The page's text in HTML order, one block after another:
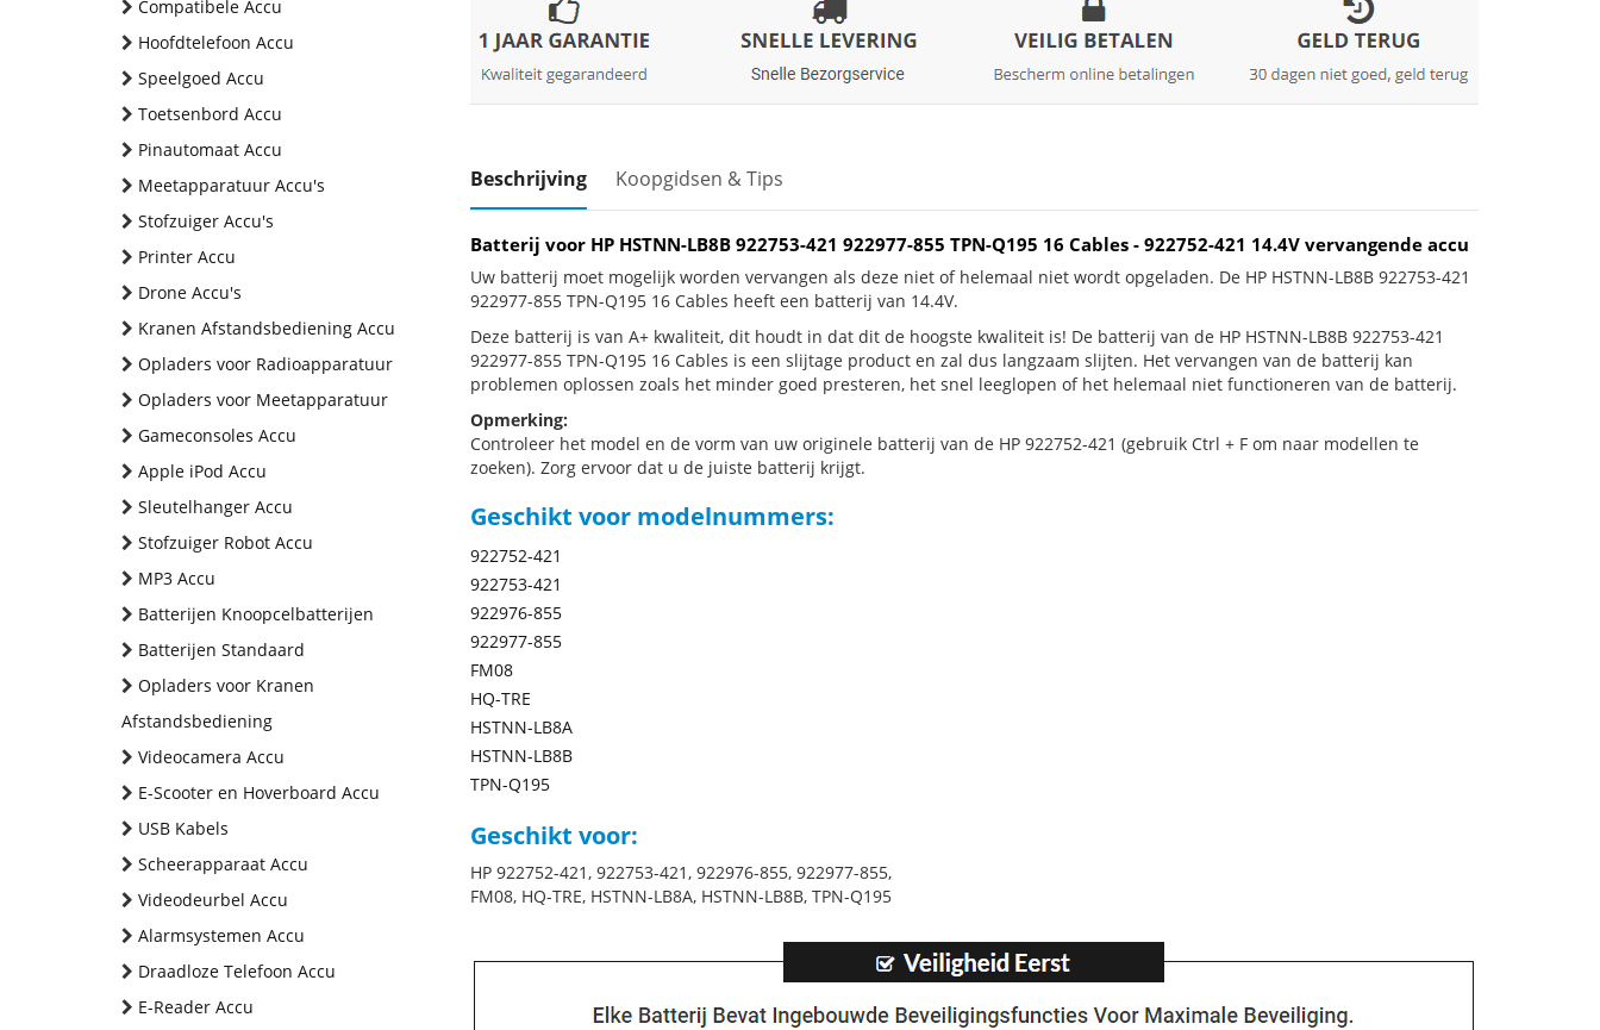
Compatibele Accu
Hoofdtelefoon Accu
Speelgoed Accu
Toetsenbord Accu
Pinautomaat Accu
Meetapparatuur Accu's
Stofzuiger Accu's
Printer Accu
Drone Accu's
Kranen Afstandsbediening Accu
Opladers voor Radioapparatuur
Opladers voor Meetapparatuur
Gameconsoles Accu
Apple iPod Accu
Sleutelhanger Accu
Stofzuiger Robot Accu
MP3 Accu
Batterijen Knoopcelbatterijen
Batterijen Standaard
Opladers voor Kranen
Afstandsbediening
Videocamera Accu
E-Scooter en Hoverboard Accu
USB Kabels
Scheerapparaat Accu
Videodeurbel Accu
Alarmsystemen Accu
Draadloze Telefoon Accu
E-Reader Accu
Beschrijving Koopgidsen & Tips
Batterij voor HP HSTNN-LB8B 922753-421 922977-855 TPN-Q195 16 Cables - 922752-421 14.4V vervangende accu
Uw batterij moet mogelijk worden vervangen als deze niet of helemaal niet wordt opgeladen. De HP HSTNN-LB8B 922753-421
922977-855 TPN-Q195 16 Cables heeft een batterij van 14.4V.
Deze batterij is van A+ kwaliteit, dit houdt in dat dit de hoogste kwaliteit is! De batterij van de HP HSTNN-LB8B 922753-421
922977-855 TPN-Q195 16 Cables is een slijtage product en zal dus langzaam slijten. Het vervangen van de batterij kan
problemen oplossen zoals het minder goed presteren, het snel leeglopen of het helemaal niet functioneren van de batterij.
Opmerking:
Controleer het model en de vorm van uw originele batterij van de HP 922752-421 (gebruik Ctrl + F om naar modellen te
zoeken). Zorg ervoor dat u de juiste batterij krijgt.
Geschikt voor modelnummers:
922752-421
922753-421
922976-855
922977-855
FM08
HQ-TRE
HSTNN-LB8A
HSTNN-LB8B
TPN-Q195
Geschikt voor:
HP 922752-421, 922753-421, 922976-855, 922977-855,
FM08, HQ-TRE, HSTNN-LB8A, HSTNN-LB8B, TPN-Q195